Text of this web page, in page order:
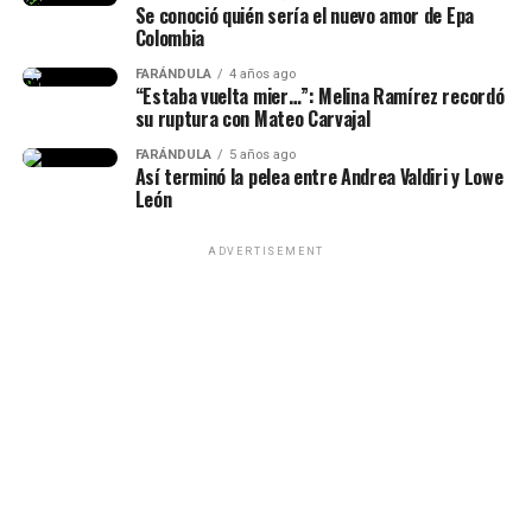
Epa Colombia y su abogada (Imagen
tomada de IG Rechismes)
sido la historia de amor más
impactante de la historia y, a
pesar de muchos bajos y altos,
siempre estuvo para mí”, había
dicho.
(Recuerda dar clic en la imagen)
Se conoció quién sería el nuevo amor de Epa
Colombia
FARÁNDULA 4 años ago
“Estaba vuelta mier…”: Melina Ramírez recordó
su ruptura con Mateo Carvajal
FARÁNDULA 5 años ago
Así terminó la pelea entre Andrea Valdiri y Lowe
León
ADVERTISEMENT